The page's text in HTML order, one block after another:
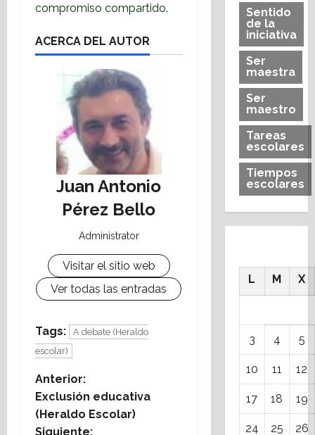
compromiso compartido.
ACERCA DEL AUTOR
Juan Antonio
Pérez Bello
Administrator
Visitar el sitio web
Ver todas las entradas
Tags:
A debate (Heraldo
escolar)
N
a
Anterior:
Exclusión educativa
(Heraldo Escolar)
Siguiente:
Sentido
de la
iniciativa
Ser
maestra
Ser
maestro
Tareas
escolares
Tiempos
escolares
L M X
3 4 5
10 11 12
17 18 19
24 25 26